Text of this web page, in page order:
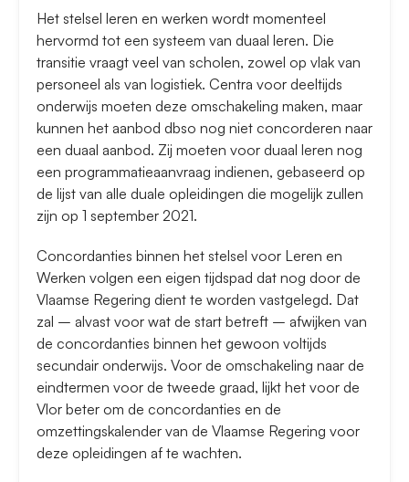
Het stelsel leren en werken wordt momenteel
hervormd tot een systeem van duaal leren. Die
transitie vraagt veel van scholen, zowel op vlak van
personeel als van logistiek. Centra voor deeltijds
onderwijs moeten deze omschakeling maken, maar
kunnen het aanbod dbso nog niet concorderen naar
een duaal aanbod. Zij moeten voor duaal leren nog
een programmatieaanvraag indienen, gebaseerd op
de lijst van alle duale opleidingen die mogelijk zullen
zijn op 1 september 2021.
Concordanties binnen het stelsel voor Leren en
Werken volgen een eigen tijdspad dat nog door de
Vlaamse Regering dient te worden vastgelegd. Dat
zal – alvast voor wat de start betreft – afwijken van
de concordanties binnen het gewoon voltijds
secundair onderwijs. Voor de omschakeling naar de
eindtermen voor de tweede graad, lijkt het voor de
Vlor beter om de concordanties en de
omzettingskalender van de Vlaamse Regering voor
deze opleidingen af te wachten.